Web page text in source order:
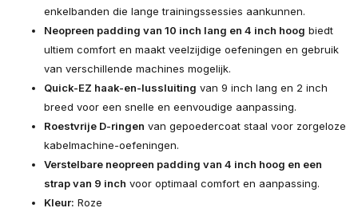
enkelbanden die lange trainingssessies aankunnen.
Neopreen padding van 10 inch lang en 4 inch hoog biedt
ultiem comfort en maakt veelzijdige oefeningen en gebruik
van verschillende machines mogelijk.
Quick-EZ haak-en-lussluiting van 9 inch lang en 2 inch
breed voor een snelle en eenvoudige aanpassing.
Roestvrije D-ringen van gepoedercoat staal voor zorgeloze
kabelmachine-oefeningen.
Verstelbare neopreen padding van 4 inch hoog en een
strap van 9 inch voor optimaal comfort en aanpassing.
Kleur: Roze